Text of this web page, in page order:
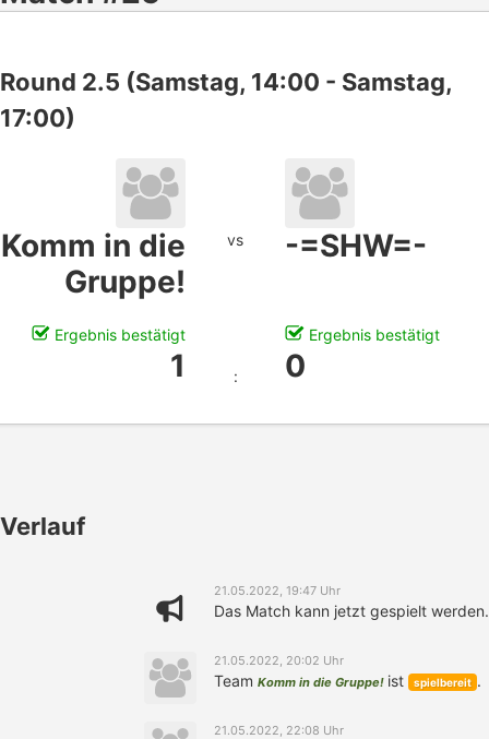
Round 2.5 (Samstag, 14:00 - Samstag,
17:00)
Komm in die
Gruppe!
vs -=SHW=-
Ergebnis bestätigt Ergebnis bestätigt
1 : 0
Verlauf
21.05.2022, 19:47 Uhr
Das Match kann jetzt gespielt werden.
21.05.2022, 20:02 Uhr
Team Komm in die Gruppe! ist spielbereit .
21.05.2022, 22:08 Uhr